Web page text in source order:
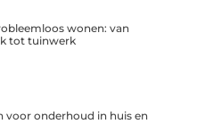
wonen: van
tot tuinwerk
voor onderhoud in huis en